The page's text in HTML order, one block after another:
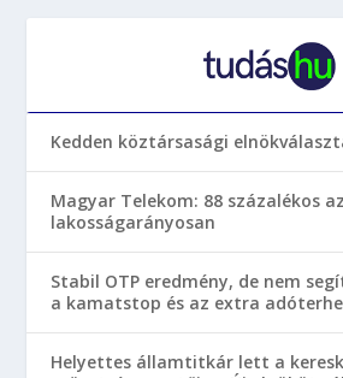
Kedden köztársasági
Magyar Telekom: 88 százalékos
lakosságarányosan
Stabil OTP eredmény, de nem
a kamatstop és az extra
Helyettes államtitkár lett a